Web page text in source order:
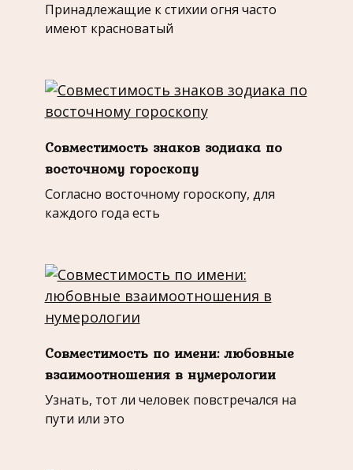
Принадлежащие к стихии огня часто
имеют красноватый
Совместимость знаков зодиака по
восточному гороскопу
Согласно восточному гороскопу, для
каждого года есть
Совместимость по имени: любовные
взаимоотношения в нумерологии
Узнать, тот ли человек повстречался на
пути или это